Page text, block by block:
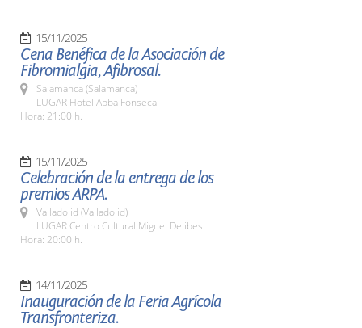
15/11/2025
Cena Benéfica de la Asociación de
Fibromialgia, Afibrosal.
Salamanca (Salamanca)
LUGAR Hotel Abba Fonseca
Hora: 21:00 h.
15/11/2025
Celebración de la entrega de los
premios ARPA.
Valladolid (Valladolid)
LUGAR Centro Cultural Miguel Delibes
Hora: 20:00 h.
14/11/2025
Inauguración de la Feria Agrícola
Transfronteriza.